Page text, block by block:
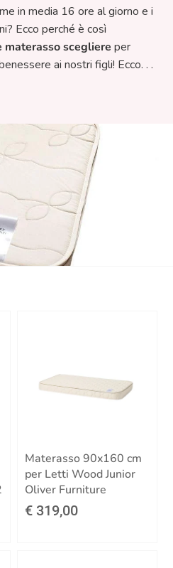
in media 16 ore al giorno e i
Ecco perché è così
materasso scegliere per
ai nostri figli! Ecco. . .
Materasso 90x160 cm
per Letti Wood Junior
Oliver Furniture
€ 319,00